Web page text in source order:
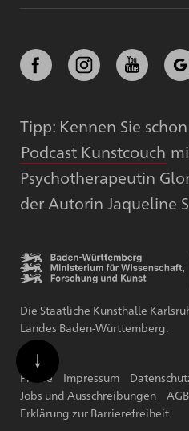
Tipp: Kennen Sie
Podcast Kunstcouch
Psychotherapeutin
der Autorin Jaqueline
Die Staatliche Kunsthalle
Landes Baden-Württemberg.
Presse Impressum
Jobs und Ausschreibungen
AGB
Erklärung zur Barrierefreiheit